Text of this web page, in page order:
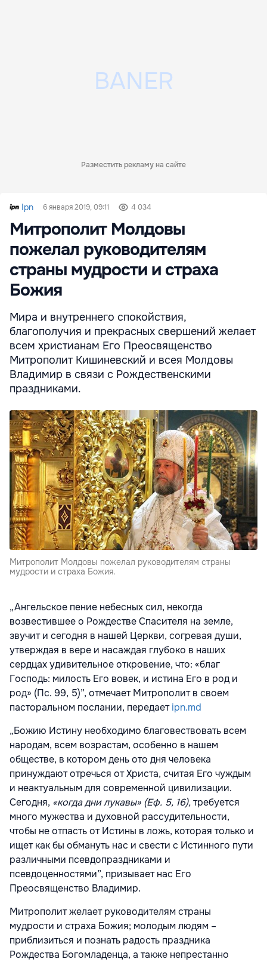
Разместить рекламу на сайте
Ipn 6 января 2019, 09:11 4 034
Митрополит Молдовы
пожелал руководителям
страны мудрости и страха
Божия
Мира и внутреннего спокойствия,
благополучия и прекрасных свершений желает
всем христианам Его Преосвященство
Митрополит Кишиневский и всея Молдовы
Владимир в связи с Рождественскими
праздниками.
Митрополит Молдовы пожелал руководителям страны
мудрости и страха Божия.
„Ангельское пение небесных сил, некогда
возвестившее о Рождестве Спасителя на земле,
звучит и сегодня в нашей Церкви, согревая души,
утверждая в вере и насаждая глубоко в наших
сердцах удивительное откровение, что: «благ
Господь: милость Его вовек, и истина Его в род и
род» (Пс. 99, 5)”, отмечает Митрополит в своем
пасторальном послании, передаетipn.md
„Божию Истину необходимо благовествовать всем
народам, всем возрастам, особенно в нашем
обществе, в котором день ото дня человека
принуждают отречься от Христа, считая Его чуждым
и неактуальным для современной цивилизации.
Сегодня, «когда дни лукавы» (Еф. 5, 16),требуется
много мужества и духовной рассудительности,
чтобы не отпасть от Истины в ложь, которая только и
ищет как бы обмануть нас и свести с Истинного пути
различными псевдопраздниками и
псевдоценностями”, призывает нас Его
Преосвященство Владимир.
Митрополит желает руководителям страны
мудрости и страха Божия; молодым людям –
приблизиться и познать радость праздника
Рождества Богомладенца, а также непрестанно